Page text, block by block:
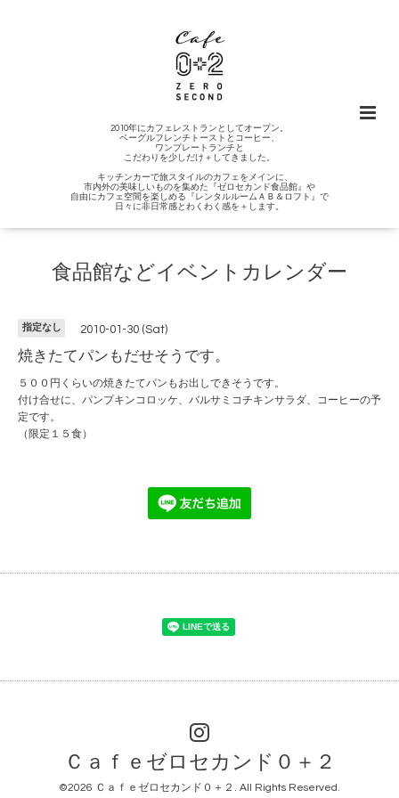
2010年にカフェレストランとしてオープン。
ベーグルフレンチトーストとコーヒー、
ワンプレートランチと
こだわりを少しだけ＋してきました。
キッチンカーで旅スタイルのカフェをメインに、
市内外の美味しいものを集めた『ゼロセカンド食品館』や
自由にカフェ空間を楽しめる『レンタルルームＡＢ＆ロフト』で
日々に非日常感とわくわく感を＋します。
食品館などイベントカレンダー
指定なし 2010-01-30 (Sat)
焼きたてパンもだせそうです。
５００円くらいの焼きたてパンもお出しできそうです。
付け合せに、パンプキンコロッケ、バルサミコチキンサラダ、コーヒーの予
定です。
（限定１５食）
Ｃａｆｅゼロセカンド０＋２
©2026 Ｃａｆｅゼロセカンド０＋２ . All Rights Reserved.